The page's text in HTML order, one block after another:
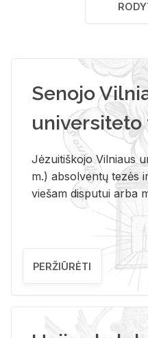
Senojo
universiteto
Jėzuitiškojo Vilniaus
m.) absolventų tezės
viešam disputui arba
PERŽIŪRĖTI